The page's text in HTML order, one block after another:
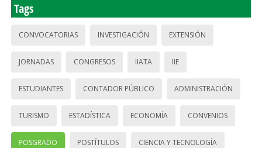
Tags
CONVOCATORIAS INVESTIGACIÓN EXTENSIÓN
JORNADAS CONGRESOS IIATA IIE
ESTUDIANTES CONTADOR PÚBLICO ADMINISTRACIÓN
TURISMO ESTADÍSTICA ECONOMÍA CONVENIOS
POSGRADO POSTÍTULOS CIENCIA Y TECNOLOGÍA